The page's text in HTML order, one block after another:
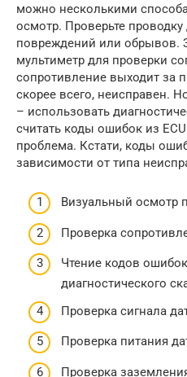
можно несколькими
осмотр. Проверьте
повреждений или обрывов.
мультиметр для проверки
сопротивление выходит за
скорее всего, неисправен.
– использовать
считать коды ошибок из
проблема. Кстати, коды
зависимости от типа
Визуальный осмотр
Проверка
Чтение кодов
диагностического
Проверка сигнала
Проверка питания
Проверка